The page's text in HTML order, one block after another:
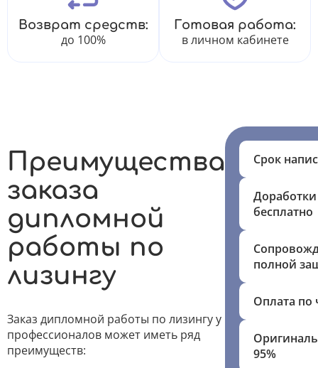
Возврат средств:
до 100%
Готовая работа:
в личном кабинете
Преимущества
заказа
дипломной
работы по
лизингу
Заказ дипломной работы по лизингу у
профессионалов может иметь ряд
преимуществ:
Срок
Доработки
бесплатно
полной
Оплата по
95%